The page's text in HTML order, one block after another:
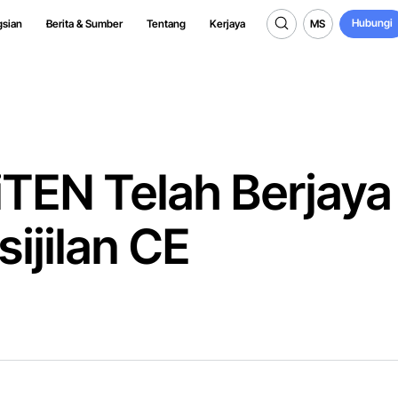
Berita & Sumber Tentang Kerjaya
MS
MS
Hubungi
Hubungi
Telah Berjaya
CE